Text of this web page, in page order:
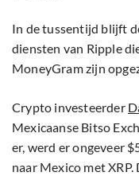
In de tussentijd blijft
diensten van Ripple
MoneyGram zijn
Crypto investeerder
Mexicaanse Bitso
er, werd er ongeveer
naar Mexico met